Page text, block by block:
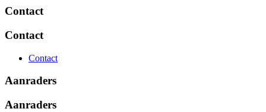
Contact
Contact
Contact
Aanraders
Aanraders